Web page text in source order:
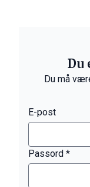
Du
Du må
E-post
Passord *